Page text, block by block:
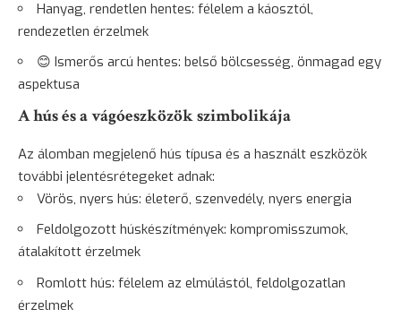
Hanyag, rendetlen hentes: félelem a káosztól,
rendezetlen érzelmek
😊 Ismerős arcú hentes: belső bölcsesség, önmagad egy
aspektusa
A hús és a vágóeszközök szimbolikája
Az álomban megjelenő hús típusa és a használt eszközök
további jelentésrétegeket adnak:
Vörös, nyers hús: életerő, szenvedély, nyers energia
Feldolgozott húskészítmények: kompromisszumok,
átalakított érzelmek
Romlott hús: félelem az elmúlástól, feldolgozatlan
érzelmek